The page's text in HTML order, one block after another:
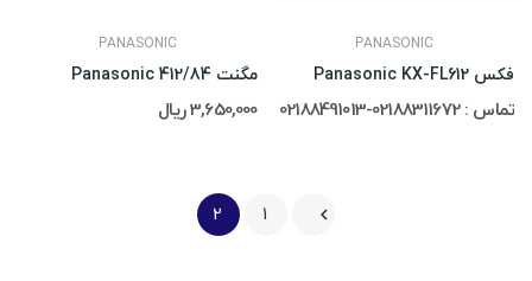
PANASONIC
فکس Panasonic KX-FL612
تماس : 02188311672-02188491013
PANASONIC
مگنت Panasonic 412/84
3,650,000 ریال

1
2